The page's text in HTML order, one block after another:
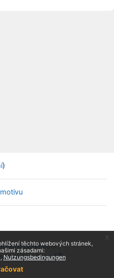
těchto webových stránek,
zásadami:
Nutzungsbedingungen
)
|
Base